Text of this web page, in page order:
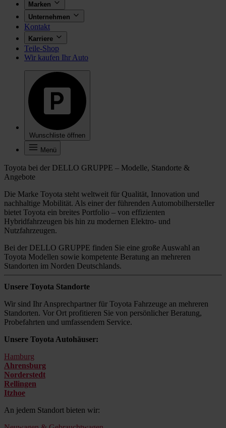
Marken
Unternehmen
Kontakt
Karriere
Teile-Shop
Wir kaufen Ihr Auto
Wunschliste öffnen
Menü
Toyota bei der DELLO GRUPPE – Modelle, Standorte &
Angebote
Die Marke Toyota steht weltweit für Qualität, Innovation und
nachhaltige Mobilität. Als einer der führenden Automobilhersteller
bietet Toyota ein breites Portfolio – von effizienten
Hybridfahrzeugen bis hin zu modernen Elektro- und
Nutzfahrzeugen.
Bei der DELLO GRUPPE finden Sie eine große Auswahl an
Toyota Modellen sowie kompetente Beratung an mehreren
Standorten im Norden Deutschlands.
Unsere Toyota Standorte
Wir sind Ihr Ansprechpartner für Toyota Fahrzeuge an mehreren
Standorten. Vor Ort profitieren Sie von persönlicher Beratung,
Probefahrten und umfassendem Service.
Unsere Toyota Autohäuser:
Hamburg
Ahrensburg
Norderstedt
Rellingen
Itzhoe
An jedem Standort bieten wir: